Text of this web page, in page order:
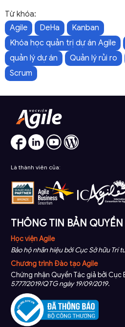
Từ khóa:
Agile
DeHa
Kanban
Khóa học quản trị dự án Agile
quản lý dự án
Quản lý rủi ro
Scrum
Là thành viên của:
THÔNG TIN BẢN QUYỀN
Học viện Agile
Bảo hộ nhãn hiệu bởi Cục Sở hữu Trí
Chương trình Đào tạo Agile
Chứng nhận Quyền Tác giả bởi Cục
5777/2019/QTG ngày 19/09/2019.